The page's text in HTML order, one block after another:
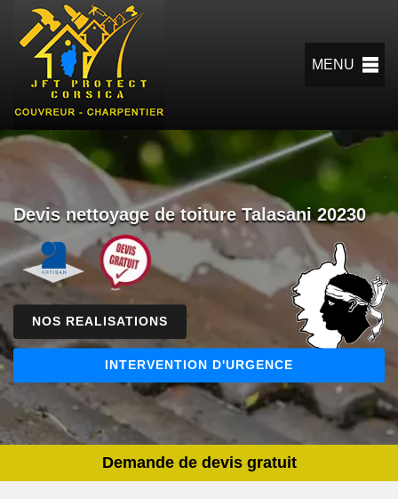
MENU
Devis nettoyage de toiture Talasani 20230
NOS REALISATIONS
INTERVENTION D'URGENCE
Demande de devis gratuit